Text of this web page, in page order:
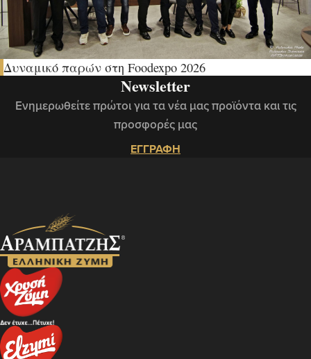
Δυναμικό παρών στη Foodexpo 2026
Newsletter
Ενημερωθείτε πρώτοι για τα νέα μας προϊόντα και τις
προσφορές μας
ΕΓΓΡΑΦΗ